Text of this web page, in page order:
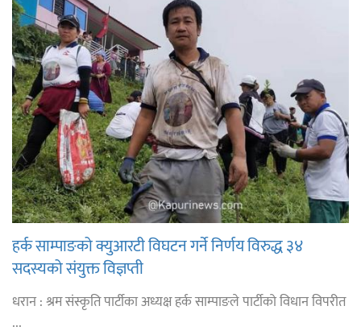
हर्क साम्पाङको क्युआरटी विघटन गर्ने निर्णय विरुद्ध ३४
सदस्यको संयुक्त विज्ञप्ती
धरान : श्रम संस्कृति पार्टीका अध्यक्ष हर्क साम्पाङले पार्टीको विधान विपरीत
...